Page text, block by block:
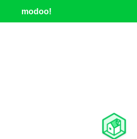
modoo!